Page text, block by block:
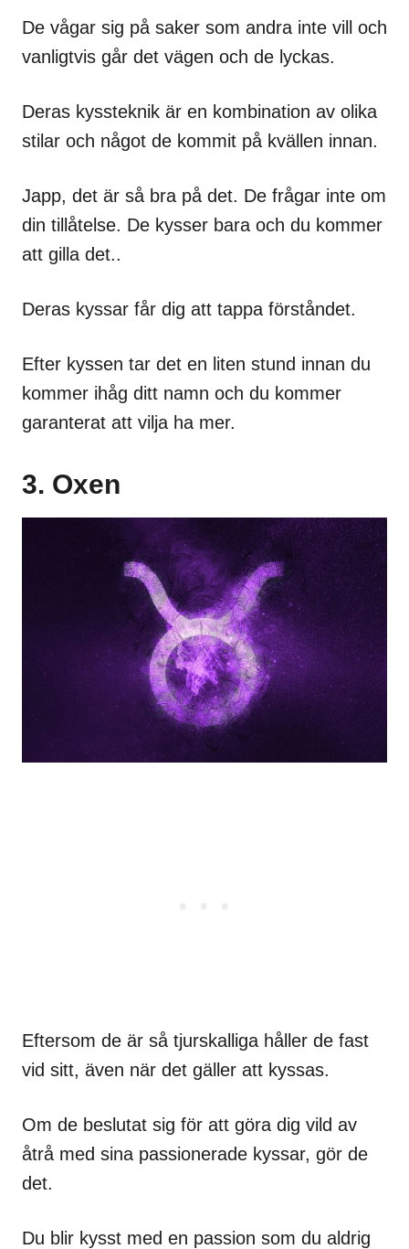
De vågar sig på saker som andra inte vill och
vanligtvis går det vägen och de lyckas.
Deras kyssteknik är en kombination av olika
stilar och något de kommit på kvällen innan.
Japp, det är så bra på det. De frågar inte om
din tillåtelse. De kysser bara och du kommer
att gilla det..
Deras kyssar får dig att tappa förståndet.
Efter kyssen tar det en liten stund innan du
kommer ihåg ditt namn och du kommer
garanterat att vilja ha mer.
3. Oxen
Eftersom de är så tjurskalliga håller de fast
vid sitt, även när det gäller att kyssas.
Om de beslutat sig för att göra dig vild av
åtrå med sina passionerade kyssar, gör de
det.
Du blir kysst med en passion som du aldrig